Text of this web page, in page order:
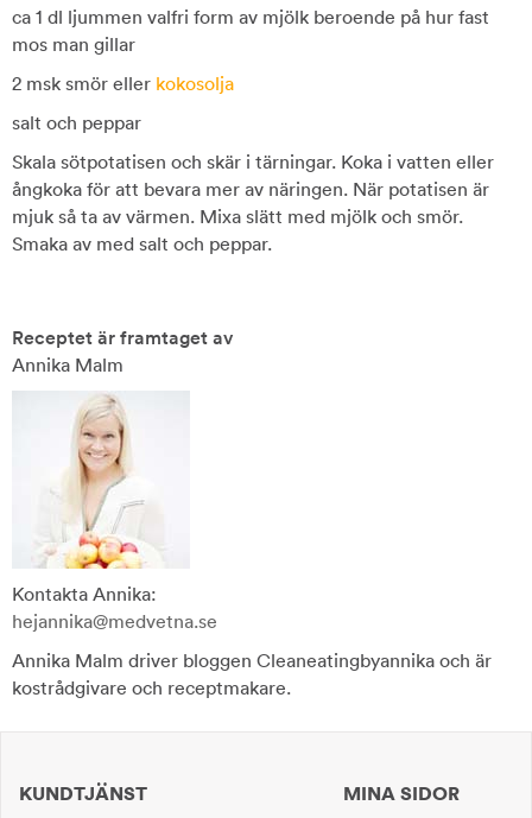
ca 1 dl ljummen valfri form av mjölk beroende på hur fast
mos man gillar
2 msk smör eller kokosolja
salt och peppar
Skala sötpotatisen och skär i tärningar. Koka i vatten eller
ångkoka för att bevara mer av näringen. När potatisen är
mjuk så ta av värmen. Mixa slätt med mjölk och smör.
Smaka av med salt och peppar.
Receptet är framtaget av
Annika Malm
Kontakta Annika:
hejannika@medvetna.se
Annika Malm driver bloggen Cleaneatingbyannika och är
kostrådgivare och receptmakare.
KUNDTJÄNST MINA SIDOR